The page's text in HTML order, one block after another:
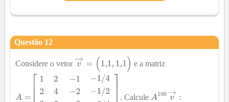
Questão 12
Considere o vetor e a matriz
. Calcule